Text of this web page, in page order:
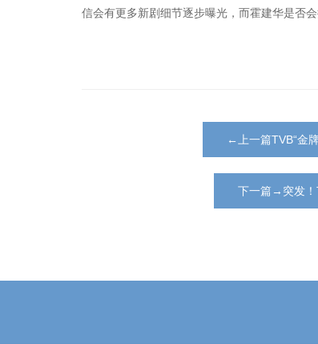
信会有更多新剧细节逐步曝光，而霍建华是否
←上一篇TVB“金
下一篇→突发！